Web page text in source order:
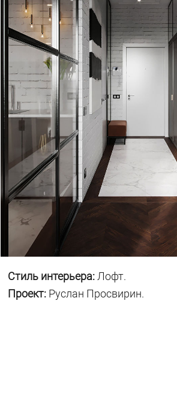
Стиль интерьера: Лофт.
Проект: Руслан Просвирин.